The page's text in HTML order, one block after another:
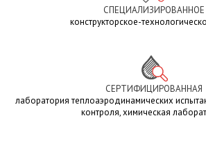
СПЕЦИАЛИЗИРОВАННОЕ
конструкторское-
СЕРТИФИЦИРОВАННАЯ
лаборатория теплоаэродинамических
контроля, химическая